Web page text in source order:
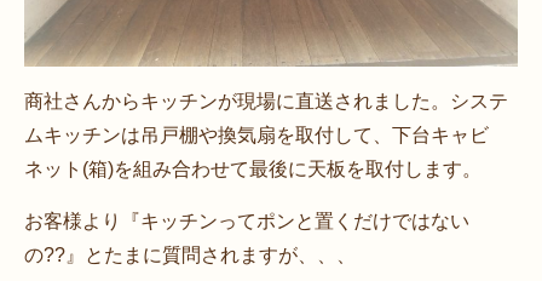
商社さんからキッチンが現場に直送されました。システ
ムキッチンは吊戸棚や換気扇を取付して、下台キャビ
ネット(箱)を組み合わせて最後に天板を取付します。
お客様より『キッチンってポンと置くだけではない
の??』とたまに質問されますが、、、